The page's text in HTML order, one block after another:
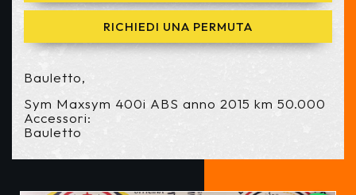
RICHIEDI UNA PERMUTA
Bauletto,
Sym Maxsym 400i ABS anno 2015 km 50.000
Accessori:
Bauletto